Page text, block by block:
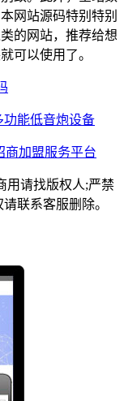
网站源码特别特别
的网站，推荐给想
可以使用了。
功能低音炮设备
商加盟服务平台
用请找版权人;严禁
联系客服删除。